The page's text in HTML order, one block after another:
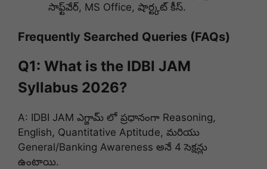
సాఫ్ట్‌వేర్, MS Office, షార్ట్కట్ కీస్.
Frequently Searched Queries (FAQs)
Q1: What is the IDBI JAM
Syllabus 2026?
A: IDBI JAM ఎగ్జామ్ లో ప్రధానంగా Reasoning,
English, Quantitative Aptitude, మరియు
General/Banking Awareness అనే 4 సెక్షన్లు
ఉంటాయి.